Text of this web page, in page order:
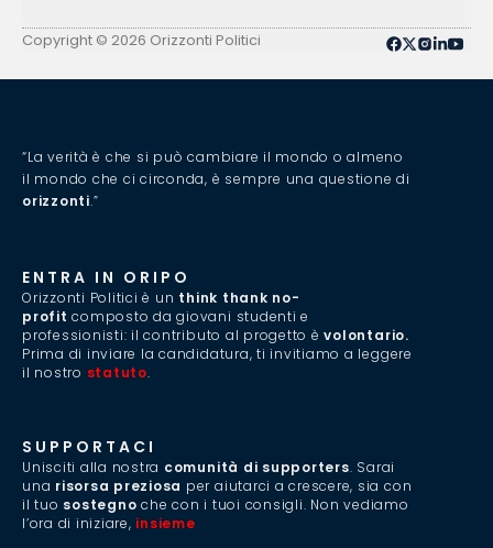
Copyright © 2026 Orizzonti Politici
“La verità è che si può cambiare il mondo o almeno
il mondo che ci circonda, è sempre una questione di
orizzonti.”
ENTRA IN ORIPO
Orizzonti Politici è un think thank no-
profit composto da giovani studenti e
professionisti: il contributo al progetto èvolontario.
Prima di inviare la candidatura, ti invitiamo a leggere
il nostro statuto.
SUPPORTACI
Unisciti alla nostra comunità di supporters. Sarai
una risorsa preziosa per aiutarci a crescere, sia con
il tuo sostegno che con i tuoi consigli. Non vediamo
l’ora di iniziare, insieme